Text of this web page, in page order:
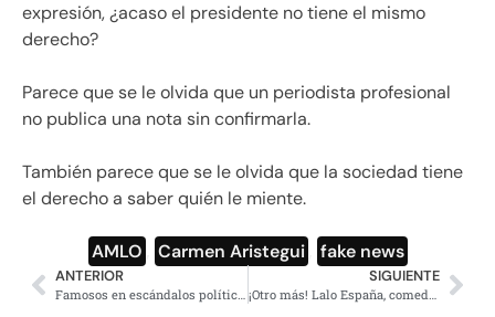
expresión, ¿acaso el presidente no tiene el mismo
derecho?
Parece que se le olvida que un periodista profesional
no publica una nota sin confirmarla.
También parece que se le olvida que la sociedad tiene
el derecho a saber quién le miente.
AMLO Carmen Aristegui fake news
ANTERIOR
Famosos en escándalos políticos y sociales, nuevos concursantes de Master Chef
SIGUIENTE
¡Otro más! Lalo España, comediante de Televisa critica al gobierno de AMLO